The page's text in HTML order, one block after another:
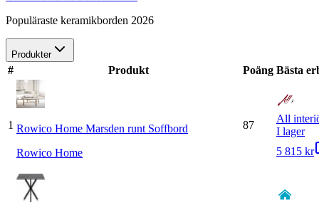
Populäraste keramikborden 2026
Produkter
# Produkt Poäng Bästa
1 Rowico Home Marsden runt Soffbord
Rowico Home
87
All
I lager
5 815 kr